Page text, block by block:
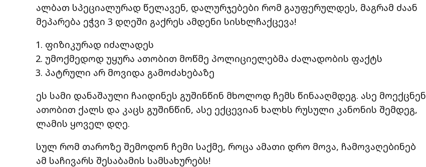
ალბათ სპეციალურად წელავენ, დალურჯებები რომ გაუფერულდეს, მაგრამ ძაან
მეპარება ეჭვი 3 დღეში გაქრეს ამდენი სისხლჩაქცევა!
ფიზიკურად იძალადეს
უმოქმედოდ უყურა ათობით მოწმე პოლიციელებმა ძალადობის ფაქტს
პატრული არ მოვიდა გამოძახებაზე
ეს სამი დანაშაული ჩაიდინეს გუშინწინ მხოლოდ ჩემს წინააღმდეგ. ასე მოექცნენ
ათობით ქალს და კაცს გუშინწინ, ასე ექცევიან ხალხს რუსული კანონის შემდეგ,
ლამის ყოველ დღე.
სულ რომ თაროზე შემოდონ ჩემი საქმე, როცა ამათი დრო მოვა, ჩამოვაღებინებ
ამ საჩივარს შესაბამის სამსახურებს!